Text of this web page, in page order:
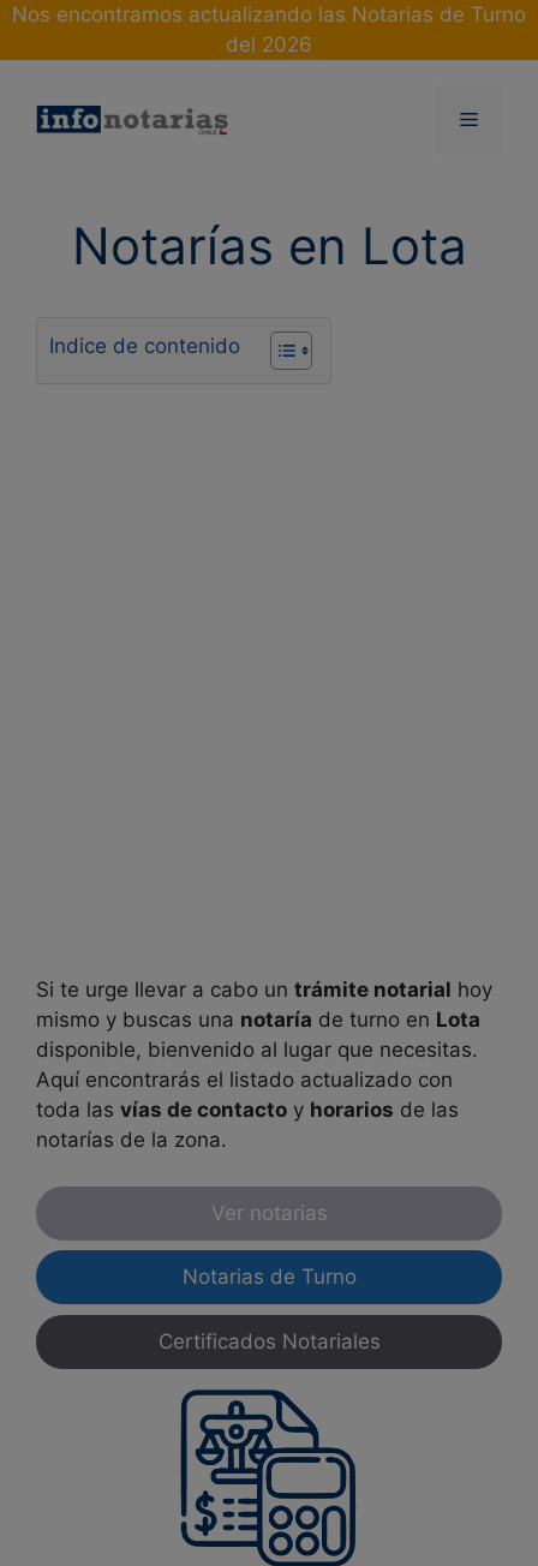
Skip
Nos encontramos actualizando las Notarias de Turno
del 2026
Menu
Notarías en Lota
Indice de contenido
Si te urge llevar a cabo un trámite notarial hoy
mismo y buscas una notaría de turno en Lota
disponible, bienvenido al lugar que necesitas.
Aquí encontrarás el listado actualizado con
toda las vías de contacto y horarios de las
notarías de la zona.
Ver notarias
Notarias de Turno
Certificados Notariales